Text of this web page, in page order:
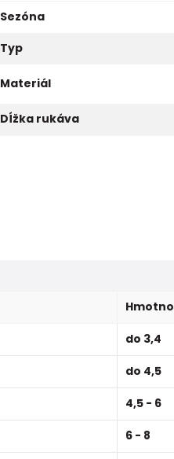
Sezóna
Typ
Materiál
Dĺžka rukáva
do 3,4
do 4,5
4,5 - 6
6 - 8